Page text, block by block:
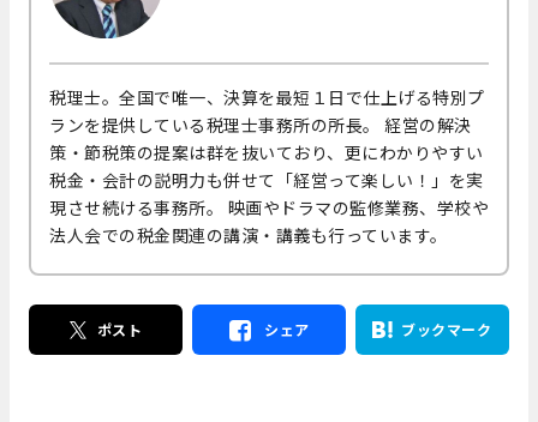
税理士。全国で唯一、決算を最短１日で仕上げる特別プ
ランを提供している税理士事務所の所長。 経営の解決
策・節税策の提案は群を抜いており、更にわかりやすい
税金・会計の説明力も併せて「経営って楽しい！」を実
現させ続ける事務所。 映画やドラマの監修業務、学校や
法人会での税金関連の講演・講義も行っています。
ポスト シェア ブックマーク